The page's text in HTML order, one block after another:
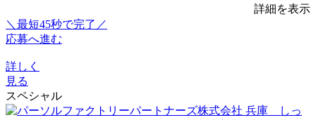
詳細を表示
＼最短45秒で完了／
応募へ進む
詳しく
見る
スペシャル